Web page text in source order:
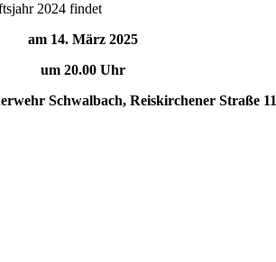
2024 findet
am 14. März 2025
um 20.00 Uhr
Schwalbach, Reiskirchener Straße 11